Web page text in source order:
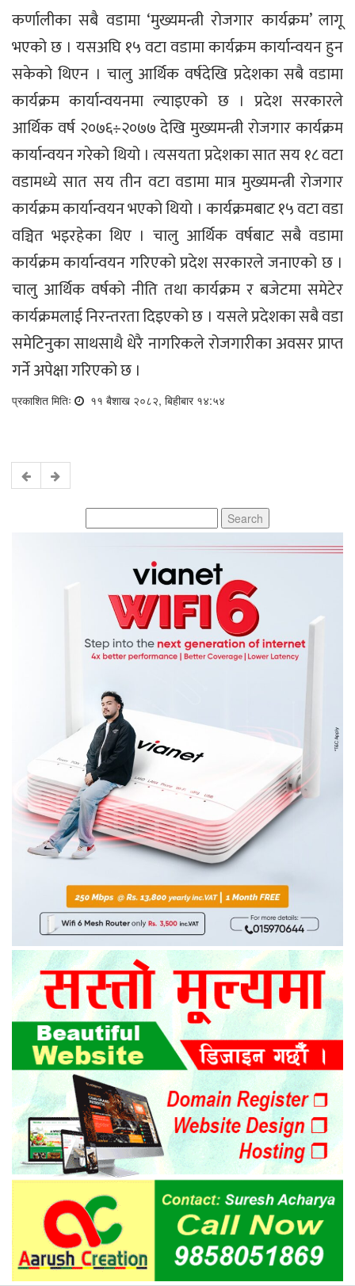
कर्णालीका सबै वडामा ‘मुख्यमन्त्री रोजगार कार्यक्रम’ लागू
भएको छ । यसअघि १५ वटा वडामा कार्यक्रम कार्यान्वयन हुन
सकेको थिएन । चालु आर्थिक वर्षदेखि प्रदेशका सबै वडामा
कार्यक्रम कार्यान्वयनमा ल्याइएको छ । प्रदेश सरकारले
आर्थिक वर्ष २०७६÷२०७७ देखि मुख्यमन्त्री रोजगार कार्यक्रम
कार्यान्वयन गरेको थियो । त्यसयता प्रदेशका सात सय १८ वटा
वडामध्ये सात सय तीन वटा वडामा मात्र मुख्यमन्त्री रोजगार
कार्यक्रम कार्यान्वयन भएको थियो । कार्यक्रमबाट १५ वटा वडा
वञ्चित भइरहेका थिए । चालु आर्थिक वर्षबाट सबै वडामा
कार्यक्रम कार्यान्वयन गरिएको प्रदेश सरकारले जनाएको छ ।
चालु आर्थिक वर्षको नीति तथा कार्यक्रम र बजेटमा समेटेर
कार्यक्रमलाई निरन्तरता दिइएको छ । यसले प्रदेशका सबै वडा
समेटिनुका साथसाथै धेरै नागरिकले रोजगारीका अवसर प्राप्त
गर्ने अपेक्षा गरिएको छ ।
प्रकाशित मितिः ११ बैशाख २०८२, बिहीबार १४:५४
for: